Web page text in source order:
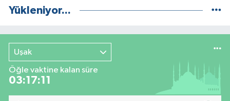
Yükleniyor...
Uşak
Öğle vaktine kalan süre
03:17:10